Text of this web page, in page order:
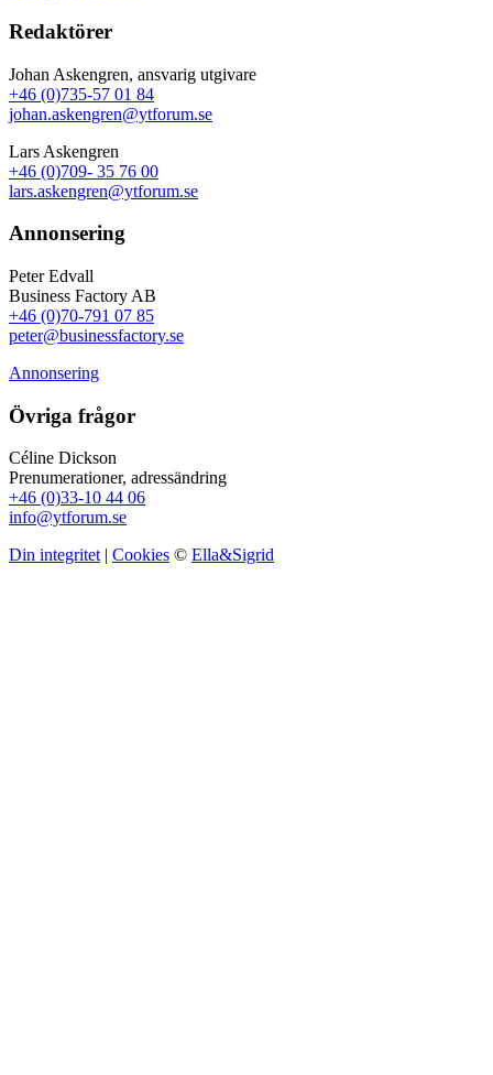
Redaktörer
Johan Askengren, ansvarig utgivare
+46 (0)735-57 01 84
johan.askengren@ytforum.se
Lars Askengren
+46 (0)709- 35 76 00
lars.askengren@ytforum.se
Annonsering
Peter Edvall
Business Factory AB
+46 (0)70-791 07 85
peter@businessfactory.se
Annonsering
Övriga frågor
Céline Dickson
Prenumerationer, adressändring
+46 (0)33-10 44 06
info@ytforum.se
Din integritet | Cookies © Ella&Sigrid